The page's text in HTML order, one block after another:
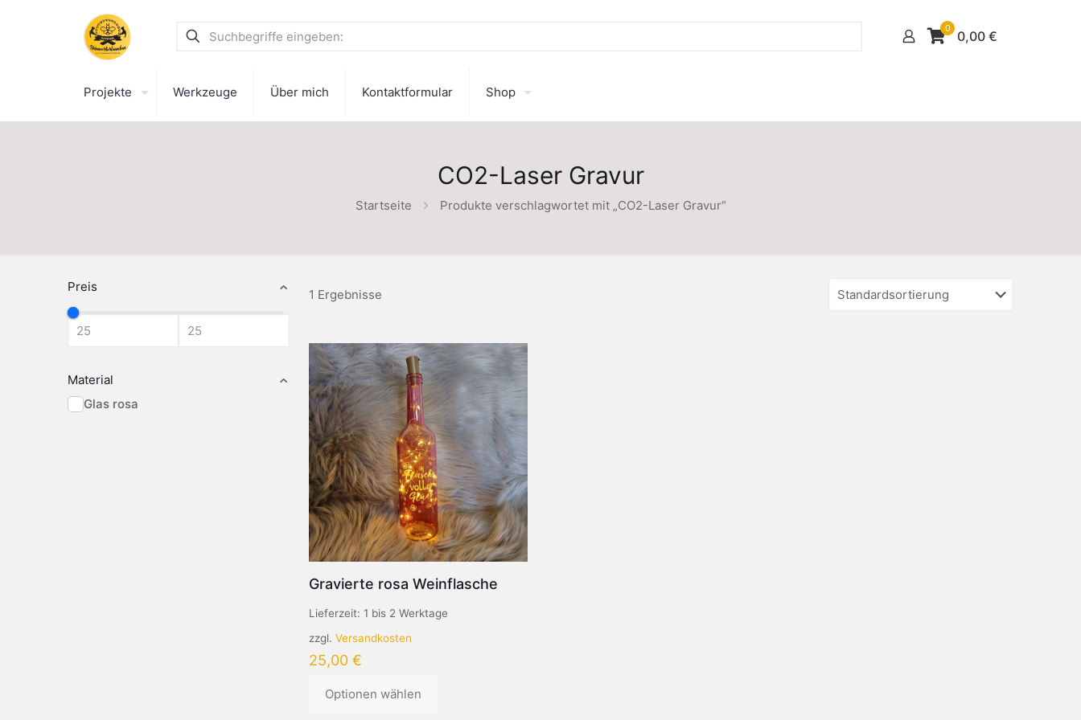
0 0,00 €
Projekte Werkzeuge Über mich Kontaktformular Shop
CO2-Laser Gravur
Startseite Produkte verschlagwortet mit „CO2-Laser Gravur“
Preis
Material
Glas rosa
1 Ergebnisse
Gravierte rosa Weinflasche
Lieferzeit: 1 bis 2 Werktage
zzgl. Versandkosten
25,00 €
Optionen wählen